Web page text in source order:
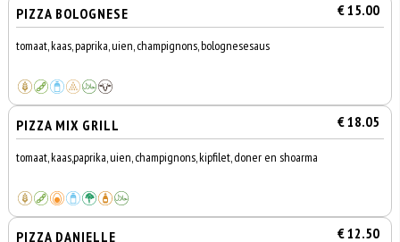
PIZZA BOLOGNESE € 15.00
tomaat, kaas, paprika, uien, champignons, bolognesesaus
PIZZA MIX GRILL € 18.05
tomaat, kaas,paprika, uien, champignons, kipfilet, doner en shoarma
PIZZA DANIELLE € 12.50